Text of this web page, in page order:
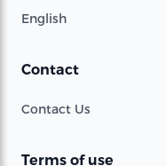
English
Contact
Contact Us
Terms of use